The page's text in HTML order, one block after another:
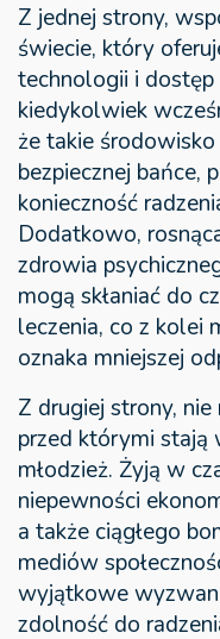
Z jednej strony,
świecie, który
technologii i
kiedykolwiek
że takie
bezpiecznej bańce,
konieczność
Dodatkowo,
zdrowia
mogą skłaniać do
leczenia, co z kolei
oznaka mniejszej
Z drugiej strony,
przed którymi stają
młodzież. Żyją w
niepewności
a także ciągłego
mediów
wyjątkowe
zdolność do